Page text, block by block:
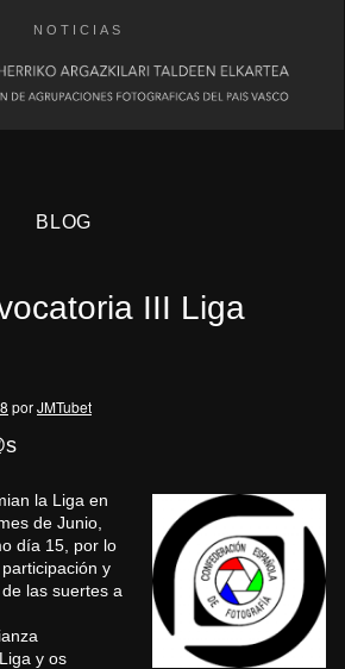
NOTICIAS
BLOG
III Liga
porJMTubet
la Liga en
de Junio,
día 15, por lo
y
las suertes a
y os